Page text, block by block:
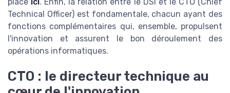
Technical Officer) est fondamentale, chacun ayant des
fonctions complémentaires qui, ensemble, propulsent
l'innovation et assurent le bon déroulement des
opérations informatiques.
CTO : le directeur technique au